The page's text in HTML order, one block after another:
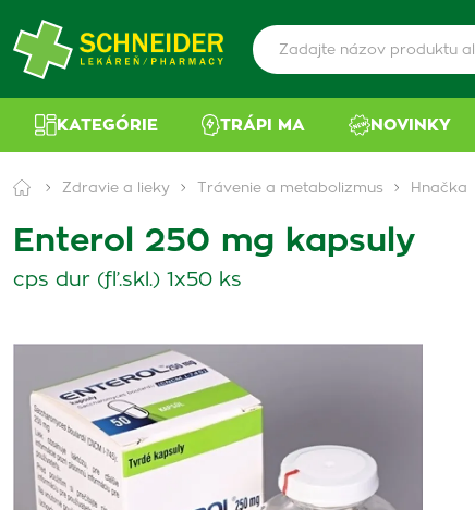
KATEGÓRIE TRÁPI MA NOVINKY
Zdravie a lieky Trávenie a metabolizmus Hnačka
Enterol 250 mg kapsuly
cps dur (fľ.skl.) 1x50 ks